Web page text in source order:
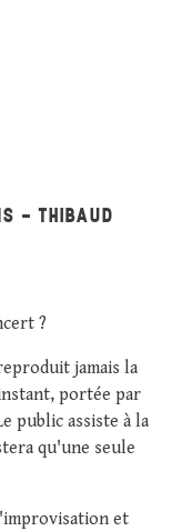
- THIBAUD
?
jamais la
portée par
public assiste à la
qu'une seule
et